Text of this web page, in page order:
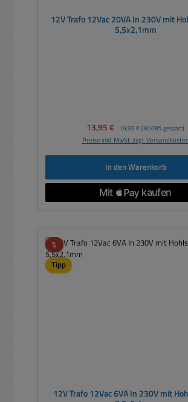
12V Trafo 12Vac 20VA In 230V mit
5,5x2,1mm
Verkaufspreis:
13,95 € Regulärer Preis:
19,95 € (30.08% gespart)
Preise inkl. MwSt. zzgl. Versandkosten
In den Warenkorb
%Rabatt
Tipp
12V Trafo 12Vac 6VA In 230V mit